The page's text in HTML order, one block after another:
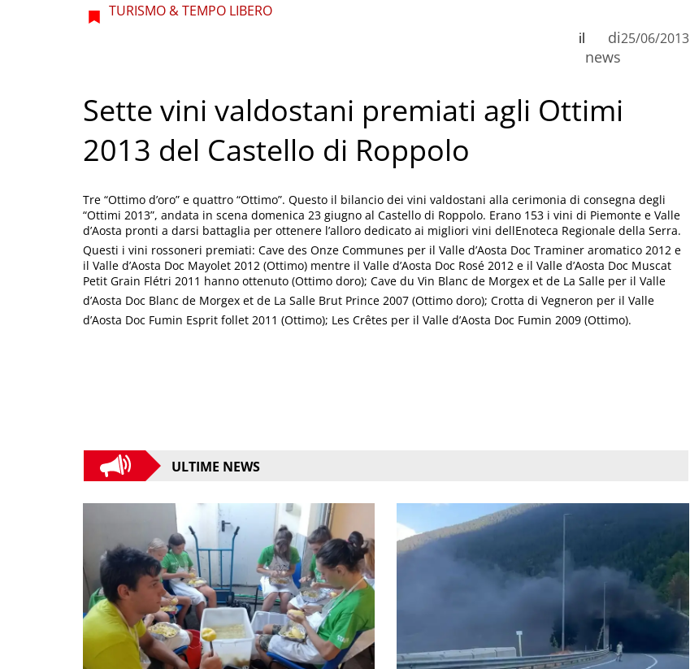
TURISMO & TEMPO LIBERO
di
news
il 25/06/2013
Sette vini valdostani premiati agli Ottimi
2013 del Castello di Roppolo
Tre “Ottimo d’oro” e quattro “Ottimo”. Questo il bilancio dei vini valdostani alla cerimonia di consegna degli
“Ottimi 2013”, andata in scena domenica 23 giugno al Castello di Roppolo. Erano 153 i vini di Piemonte e Valle
d’Aosta pronti a darsi battaglia per ottenere l’alloro dedicato ai migliori vini dellEnoteca Regionale della Serra.
Questi i vini rossoneri premiati: Cave des Onze Communes per il Valle d’Aosta Doc Traminer aromatico 2012 e
il Valle d’Aosta Doc Mayolet 2012 (Ottimo) mentre il Valle d’Aosta Doc Rosé 2012 e il Valle d’Aosta Doc Muscat
Petit Grain Flétri 2011 hanno ottenuto (Ottimo doro); Cave du Vin Blanc de Morgex et de La Salle per il Valle
d’Aosta Doc Blanc de Morgex et de La Salle Brut Prince 2007 (Ottimo doro); Crotta di Vegneron per il Valle
d’Aosta Doc Fumin Esprit follet 2011 (Ottimo); Les Crêtes per il Valle d’Aosta Doc Fumin 2009 (Ottimo).
ULTIME NEWS